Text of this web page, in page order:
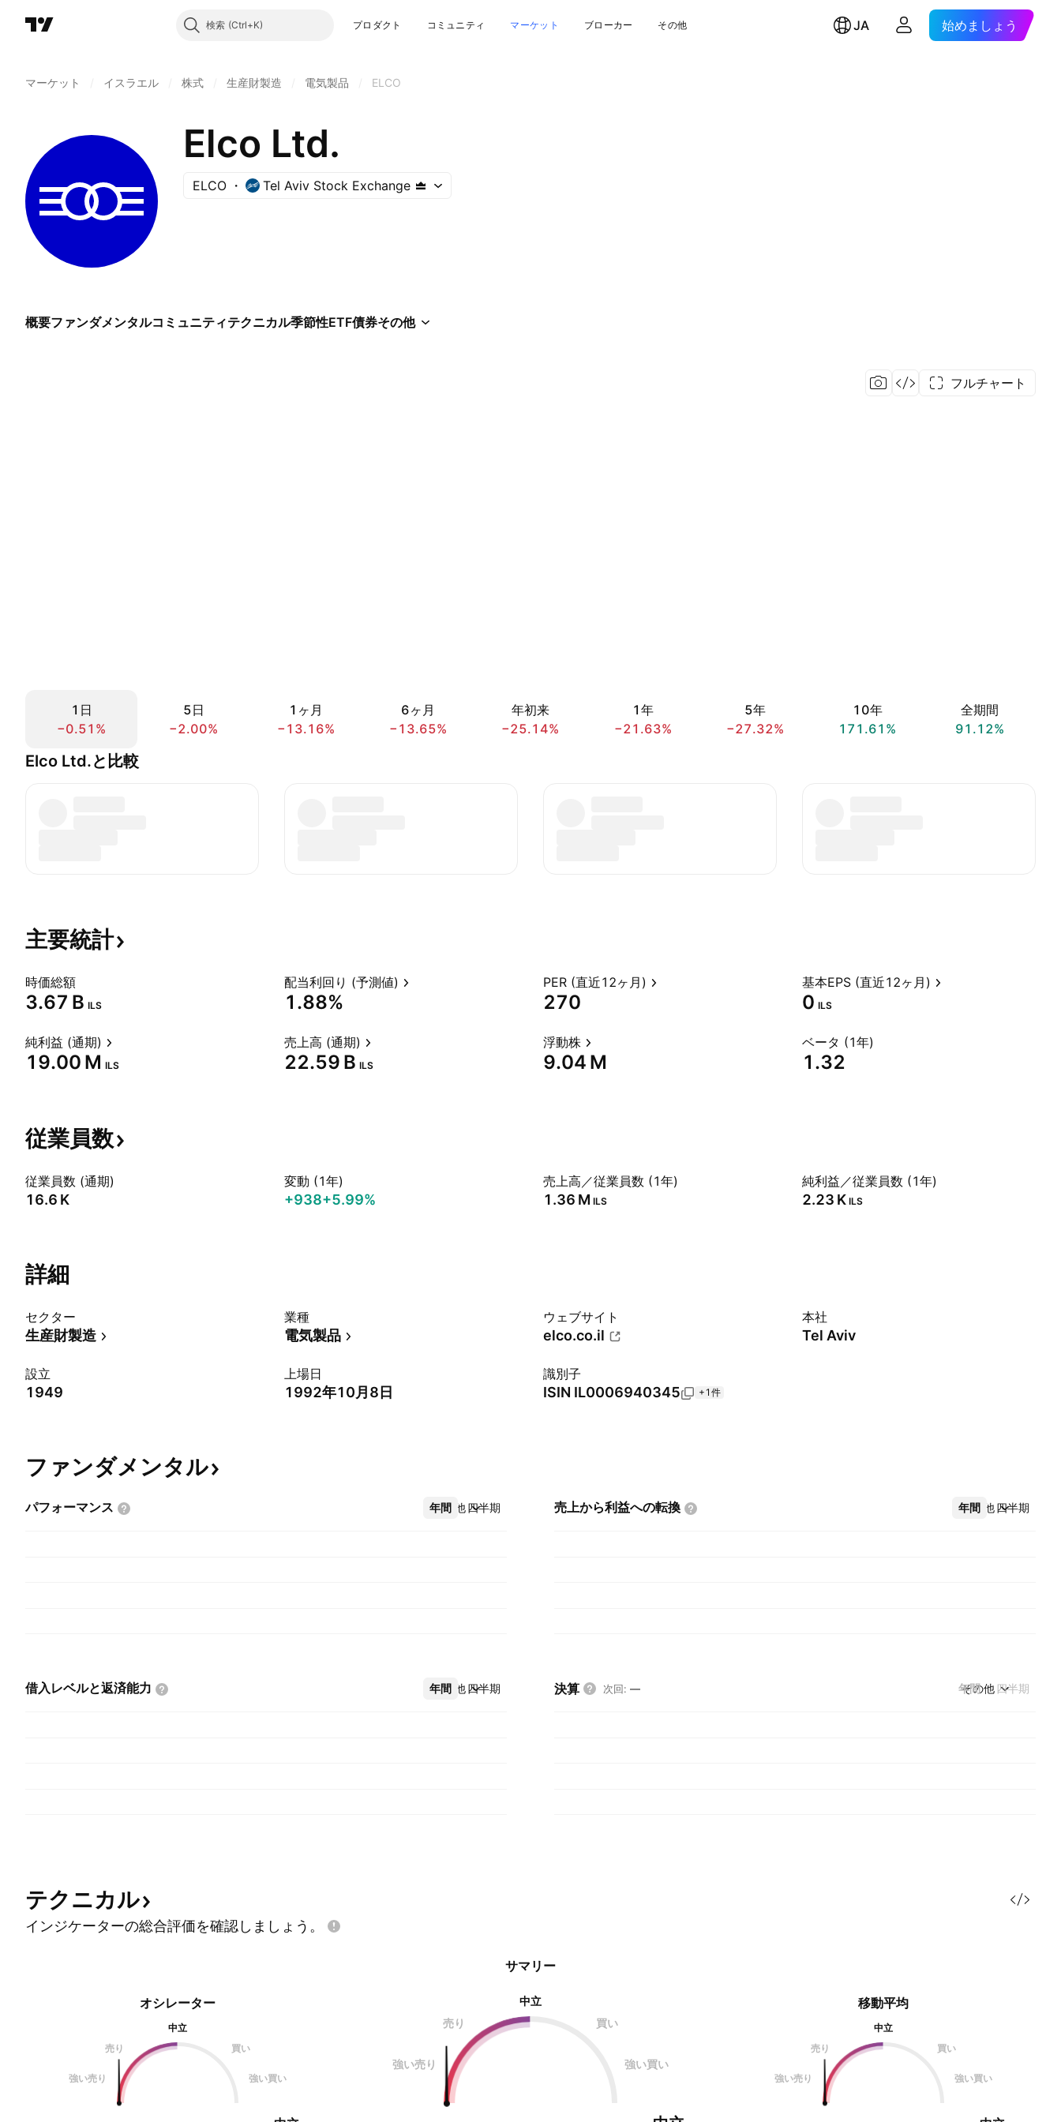
検索 プロダクト コミュニティ マーケット ブローカー その他 JA 始めましょう
マーケット イスラエル 株式 生産財製造 電気製品 ELCO
Elco Ltd.
ELCO Tel Aviv Stock Exchange
概要ファンダメンタルコミュニティテクニカル季節性ETF債券その他
フルチャート
1日
−0.51%
5日
−2.00%
1ヶ月
−13.16%
6ヶ月
−13.65%
年初来
−25.14%
1年
−21.63%
5年
−27.32%
10年
171.61%
全期間
91.12%
Elco Ltd.と比較
主要統計
時価総額
‪3.67 B‬ ILS
配当利回り (予測値)
1.88%
PER (直近12ヶ月)
270
基本EPS (直近12ヶ月)
0 ILS
純利益 (通期)
‪19.00 M‬ ILS
売上高 (通期)
‪22.59 B‬ ILS
浮動株
‪9.04 M‬
ベータ (1年)
1.32
従業員数
従業員数 (通期)
‪16.6 K‬
変動 (1年)
+938+5.99%
売上高／従業員数 (1年)
‪1.36 M‬ ILS
純利益／従業員数 (1年)
‪2.23 K‬ ILS
詳細
セクター
生産財製造
業種
電気製品
ウェブサイト
elco.co.il
本社
Tel Aviv
設立
1949
上場日
1992年10月8日
識別子
ISIN IL0006940345 +1件
ファンダメンタル
パフォーマンス 年間 四半期
その他 売上から利益への転換 年間 四半期
その他
借入レベルと返済能力 年間 四半期
その他 決算 次回: — 年間 四半期
その他
テクニカル
インジケーターの総合評価を確認しましょう。
オシレーター
中立
売り
買い
強い売り 強い買い
サマリー
中立
売り
買い
強い売り 強い買い
移動平均
中立
売り
買い
強い売り 強い買い